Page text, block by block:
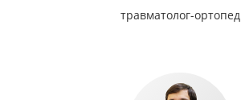
травматолог-ортопед